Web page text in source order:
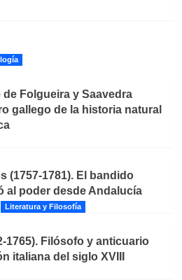
Folgueira y Saavedra
gallego de la historia natural
(1757-1781). El bandido
al poder desde Andalucía
Literatura y Filosofía
1765). Filósofo y anticuario
italiana del siglo XVIII